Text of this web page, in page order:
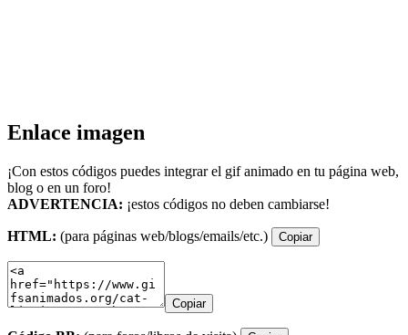
Enlace imagen
¡Con estos códigos puedes integrar el gif animado en tu página web,
blog o en un foro!
ADVERTENCIA: ¡estos códigos no deben cambiarse!
HTML: (para páginas web/blogs/emails/etc.) Copiar
Copiar